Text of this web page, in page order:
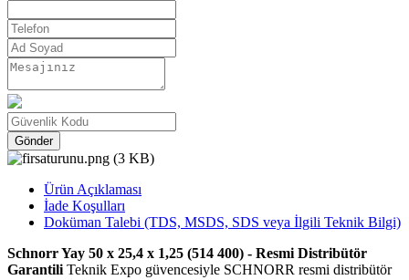
Gönder
Ürün Açıklaması
İade Koşulları
Doküman Talebi (TDS, MSDS, SDS veya İlgili Teknik Bilgi)
Schnorr Yay 50 x 25,4 x 1,25 (514 400) - Resmi Distribütör
Garantili Teknik Expo güvencesiyle SCHNORR resmi distribütör